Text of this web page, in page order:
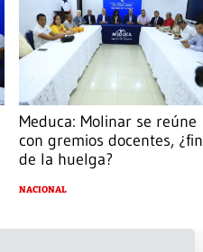
Meduca: Molinar se reúne
con gremios docentes, ¿fin
de la huelga?
NACIONAL